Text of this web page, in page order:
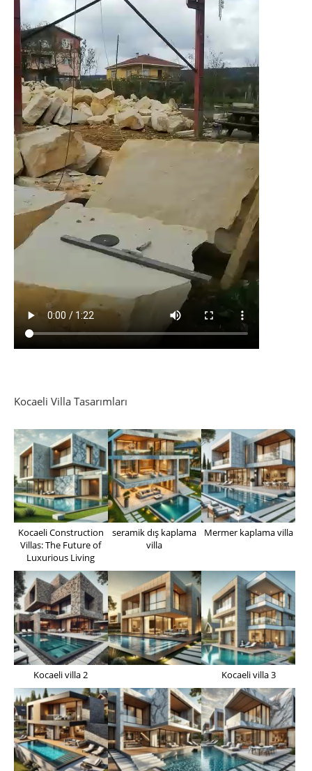
Kocaeli Villa Tasarımları
Kocaeli Construction
Villas: The Future of
Luxurious Living
seramik dış kaplama
villa
Mermer kaplama villa
Kocaeli villa 2 Kocaeli villa 3